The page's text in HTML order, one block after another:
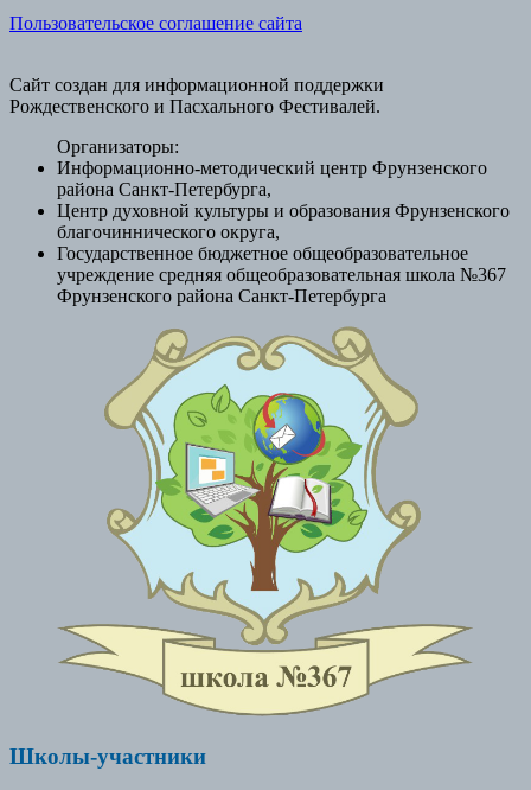
Пользовательское соглашение сайта
Сайт создан для информационной поддержки
Рождественского и Пасхального Фестивалей.
Организаторы:
Информационно-методический центр Фрунзенского
района Санкт-Петербурга,
Центр духовной культуры и образования Фрунзенского
благочиннического округа,
Государственное бюджетное общеобразовательное
учреждение средняя общеобразовательная школа №367
Фрунзенского района Санкт-Петербурга
Школы-участники